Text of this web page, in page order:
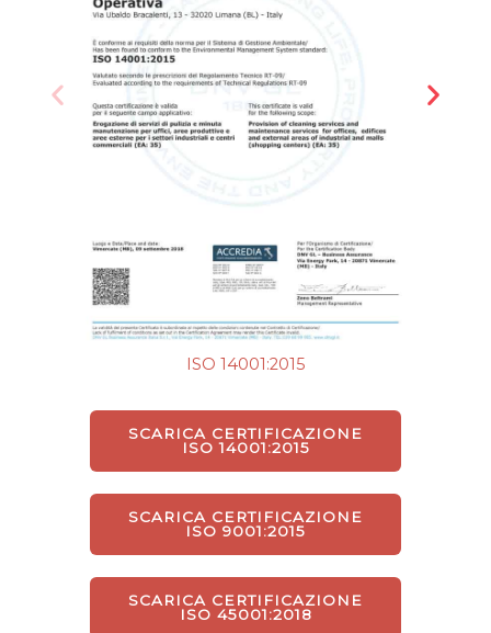
ISO 14001:2015
SCARICA CERTIFICAZIONE
ISO 14001:2015
SCARICA CERTIFICAZIONE
ISO 9001:2015
SCARICA CERTIFICAZIONE
ISO 45001:2018